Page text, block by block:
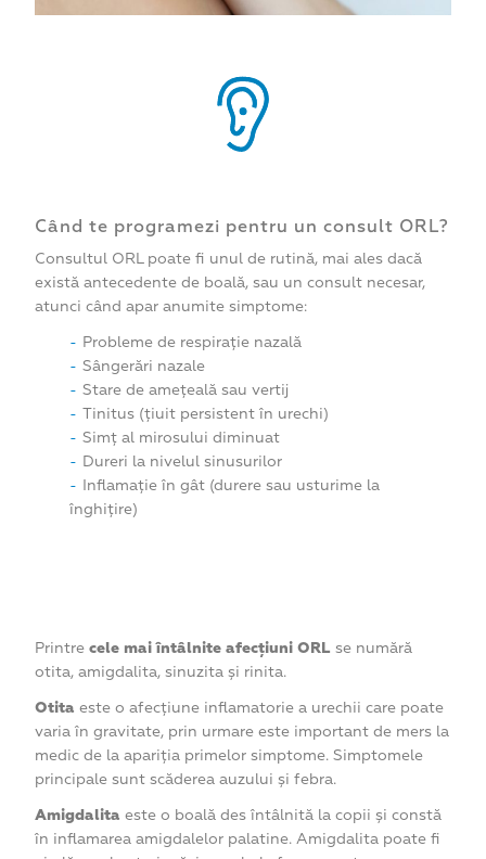
Când te programezi pentru un consult ORL?
Consultul ORL poate fi unul de rutină, mai ales dacă
există antecedente de boală, sau un consult necesar,
atunci când apar anumite simptome:
Probleme de respirație nazală
Sângerări nazale
Stare de amețeală sau vertij
Tinitus (țiuit persistent în urechi)
Simț al mirosului diminuat
Dureri la nivelul sinusurilor
Inflamație în gât (durere sau usturime la
înghițire)
Printrecele mai întâlnite afecțiuni ORL se numără
otita, amigdalita, sinuzita și rinita.
Otita este o afecțiune inflamatorie a urechii care poate
varia în gravitate, prin urmare este important de mers la
medic de la apariția primelor simptome. Simptomele
principale sunt scăderea auzului și febra.
Amigdalita este o boală des întâlnită la copii și constă
în inflamarea amigdalelor palatine. Amigdalita poate fi